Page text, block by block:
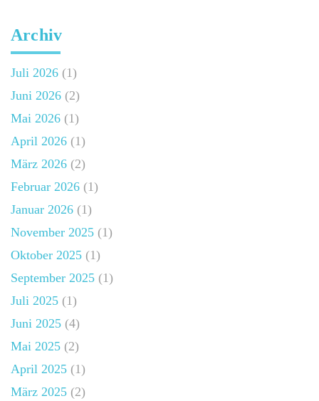
Archiv
Juli 2026 (1)
Juni 2026 (2)
Mai 2026 (1)
April 2026 (1)
März 2026 (2)
Februar 2026 (1)
Januar 2026 (1)
November 2025 (1)
Oktober 2025 (1)
September 2025 (1)
Juli 2025 (1)
Juni 2025 (4)
Mai 2025 (2)
April 2025 (1)
März 2025 (2)